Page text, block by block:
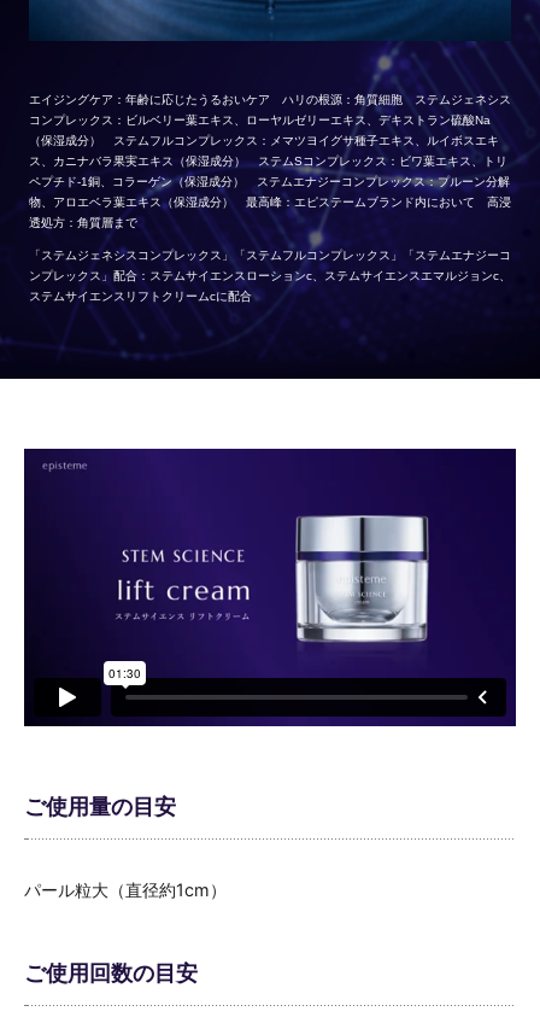
エイジングケア：年齢に応じたうるおいケア ハリの根源：角質細胞 ステムジェネシス
コンプレックス：ビルベリー葉エキス、ローヤルゼリーエキス、デキストラン硫酸Na
（保湿成分） ステムフルコンプレックス：メマツヨイグサ種子エキス、ルイボスエキ
ス、カニナバラ果実エキス（保湿成分） ステムSコンプレックス：ビワ葉エキス、トリ
ペプチド-1銅、コラーゲン（保湿成分） ステムエナジーコンプレックス：プルーン分解
物、アロエベラ葉エキス（保湿成分） 最高峰：エピステームブランド内において 高浸
透処方：角質層まで
「ステムジェネシスコンプレックス」「ステムフルコンプレックス」「ステムエナジーコ
ンプレックス」配合：ステムサイエンスローションc、ステムサイエンスエマルジョンc、
ステムサイエンスリフトクリームcに配合
ご使用量の目安
パール粒大（直径約1cm）
ご使用回数の目安